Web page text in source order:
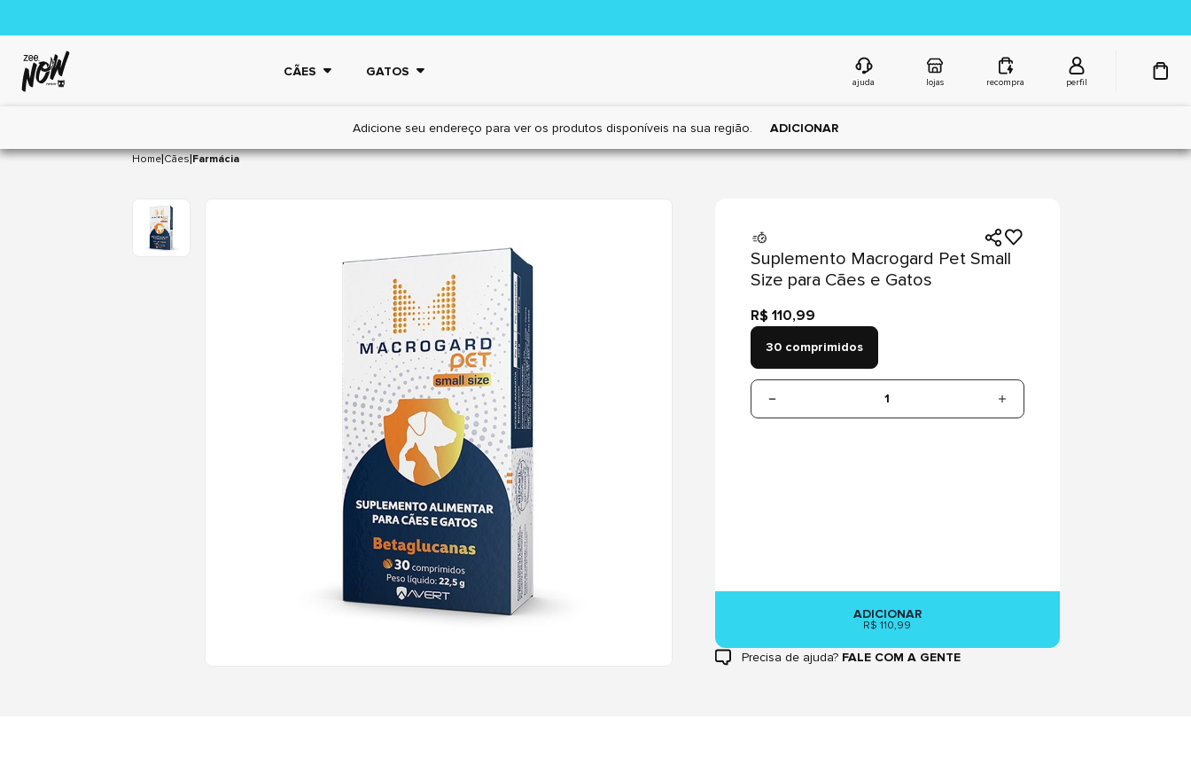
CÃES GATOS
ajuda lojas recompra perfil
Adicione seu endereço para ver os produtos disponíveis na sua região. ADICIONAR
Home|Cães|Farmácia
Suplemento Macrogard Pet Small
Size para Cães e Gatos
R$ 110,99
30 comprimidos
1
ADICIONAR
R$ 110,99
Precisa de ajuda? FALE COM A GENTE